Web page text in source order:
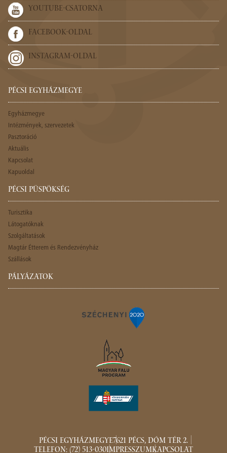
YOUTUBE-CSATORNA
FACEBOOK-OLDAL
INSTAGRAM-OLDAL
PÉCSI EGYHÁZMEGYE
Egyházmegye
Intézmények, szervezetek
Pasztoráció
Aktuális
Kapcsolat
Kapuoldal
PÉCSI PÜSPÖKSÉG
Turisztika
Látogatóknak
Szolgáltatások
Magtár Étterem és Rendezvényház
Szállások
PÁLYÁZATOK
PÉCSI EGYHÁZMEGYE7621 PÉCS, DÓM TÉR 2.
TELEFON: (72) 513-030IMPRESSZUMKAPCSOLAT